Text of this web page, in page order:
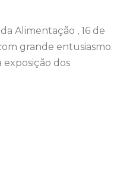
Alimentação , 16 de
grande entusiasmo.
dos